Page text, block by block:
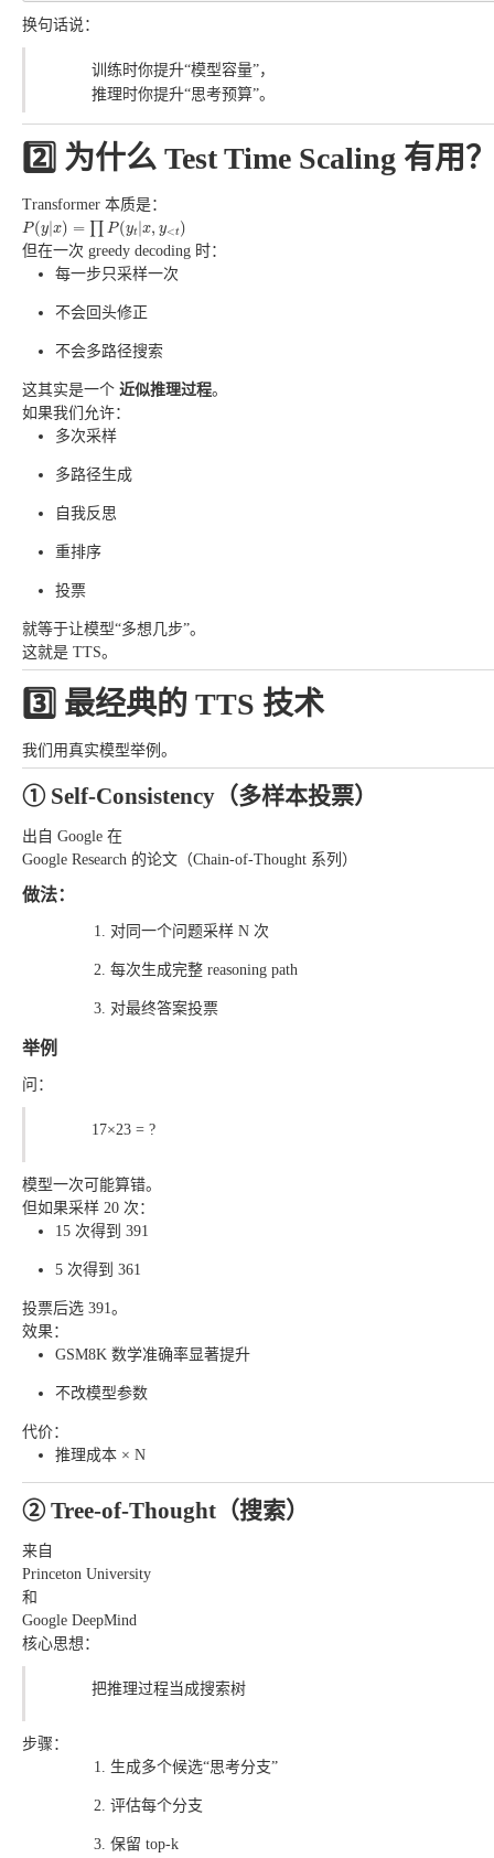
换句话说：
训练时你提升“模型容量”，
推理时你提升“思考预算”。
2️⃣ 为什么 Test Time Scaling 有用
Transformer 本质是：
P(y| x) = P(yt |x, y<t)
P(y x = P(y |x, <
但在一次 greedy decoding 时：
每一步只采样一次
不会回头修正
不会多路径搜索
这其实是一个 近似推理过程。
如果我们允许：
多次采样
多路径生成
自我反思
重排序
投票
就等于让模型“多想几步”。
这就是 TTS。
3️⃣ 最经典的 TTS 技术
我们用真实模型举例。
① Self-Consistency（多样本投票）
出自 Google 在
Google Research 的论文（Chain-of-Thought 系列）
做法：
对同一个问题采样 N 次
每次生成完整 reasoning path
对最终答案投票
举例
问：
17×23 = ?
模型一次可能算错。
但如果采样 20 次：
15 次得到 391
5 次得到 361
投票后选 391。
效果：
GSM8K 数学准确率显著提升
不改模型参数
代价：
推理成本 × N
② Tree-of-Thought（搜索）
来自
Princeton University
和
Google DeepMind
核心思想：
把推理过程当成搜索树
步骤：
生成多个候选“思考分支”
评估每个分支
保留 top-k